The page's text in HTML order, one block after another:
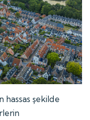
hassas şekilde